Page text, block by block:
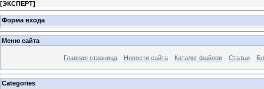
[ЭКСПЕРТ]
Форма входа
Меню сайта
Главная страница Новости сайта Каталог файлов Статьи
Categories